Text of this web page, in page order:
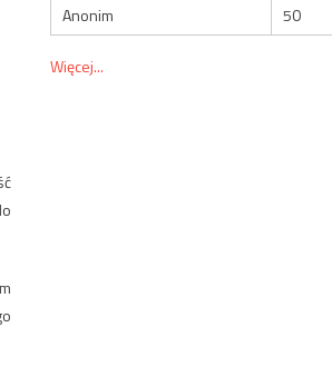
Anonim
50
Więcej...